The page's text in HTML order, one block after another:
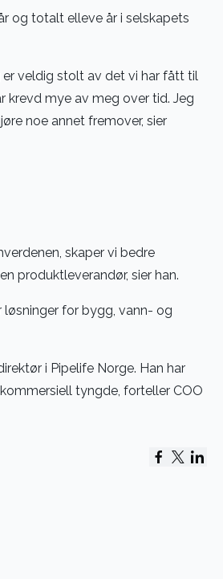
og totalt elleve år i selskapets
veldig stolt av det vi har fått til
krevd mye av meg over tid. Jeg
noe annet fremover, sier
skaper vi bedre
produktleverandør, sier han.
løsninger for bygg, vann- og
i Pipelife Norge. Han har
tyngde, forteller COO